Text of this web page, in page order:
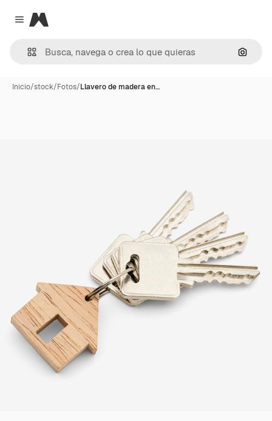
Close menu
Magnific
Inicio/stock/Fotos/Llavero de madera en…